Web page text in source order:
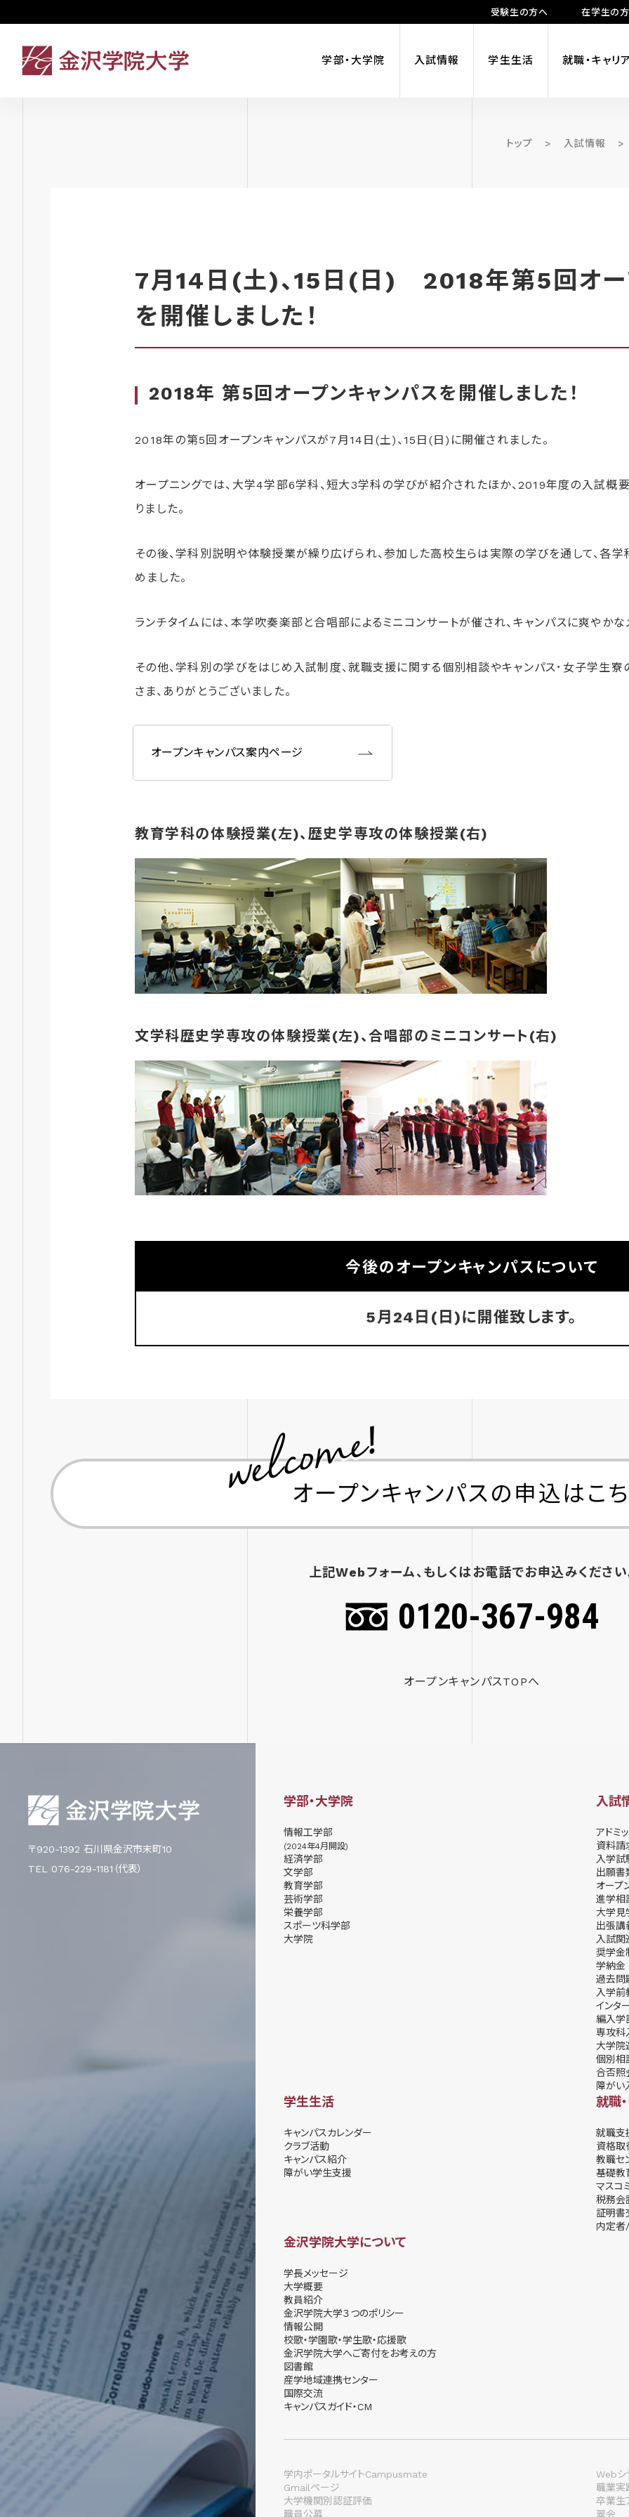
学部・大学院 入試情報 学生生活 就職・キャリ
受験生の方へ 在学生の
トップ > 入試情報 >
7月14日(土)、15日(日) 2018年第5回オー
を開催しました！
2018年 第5回オープンキャンパスを開催しました！
2018年の第5回オープンキャンパスが7月14日(土)、15日(日)に開催されました。
オープニングでは、大学4学部6学科、短大3学科の学びが紹介されたほか、2019年度の入試概
りました。
その後、学科別説明や体験授業が繰り広げられ、参加した高校生らは実際の学びを通して、各
めました。
ランチタイムには、本学吹奏楽部と合唱部によるミニコンサートが催され、キャンパスに爽やかな
その他、学科別の学びをはじめ入試制度、就職支援に関する個別相談やキャンパス･女子学生寮
さま、ありがとうございました。
オープンキャンパス案内ページ
教育学科の体験授業(左)、歴史学専攻の体験授業(右)
文学科歴史学専攻の体験授業(左)、合唱部のミニコンサート(右)
今後のオープンキャンパスについて
5月24日(日)に開催致します。
オープンキャンパスの 申込はこ
上記Webフォーム、もしくはお電話でお申込みください
0120-367-984
オープンキャンパスTOPへ
〒920-1392 石川県金沢市末町10
TEL 076-229-1181（代表）
学部・大学院
情報工学部
(2024年4月開設)
経済学部
文学部
教育学部
芸術学部
栄養学部
スポーツ科学部
大学院
入試
アドミ
資料請
⼊学試
出願書
オープ
進学相
⼤学⾒
出張講
⼊試関
奨学⾦
学納⾦
過去問
入学前
インタ
編入学
専攻科
大学院
個別相
合否照
障がい
学生生活
キャンパスカレンダー
クラブ活動
キャンパス紹介
障がい学⽣⽀援
就職
就職支
資格取
教職セ
基礎教
マスコ
税務会
証明書
内定者
金沢学院大学について
学長メッセージ
大学概要
教員紹介
金沢学院大学３つのポリシー
情報公開
校歌・学園歌・学生歌・応援歌
金沢学院大学へご寄付をお考えの方
図書館
産学地域連携センター
国際交流
キャンパスガイド・CM
学内ポータルサイトCampusmate
Webシ
Gmailページ
職業実
大学機関別認証評価
卒業生
職員公募
翠会